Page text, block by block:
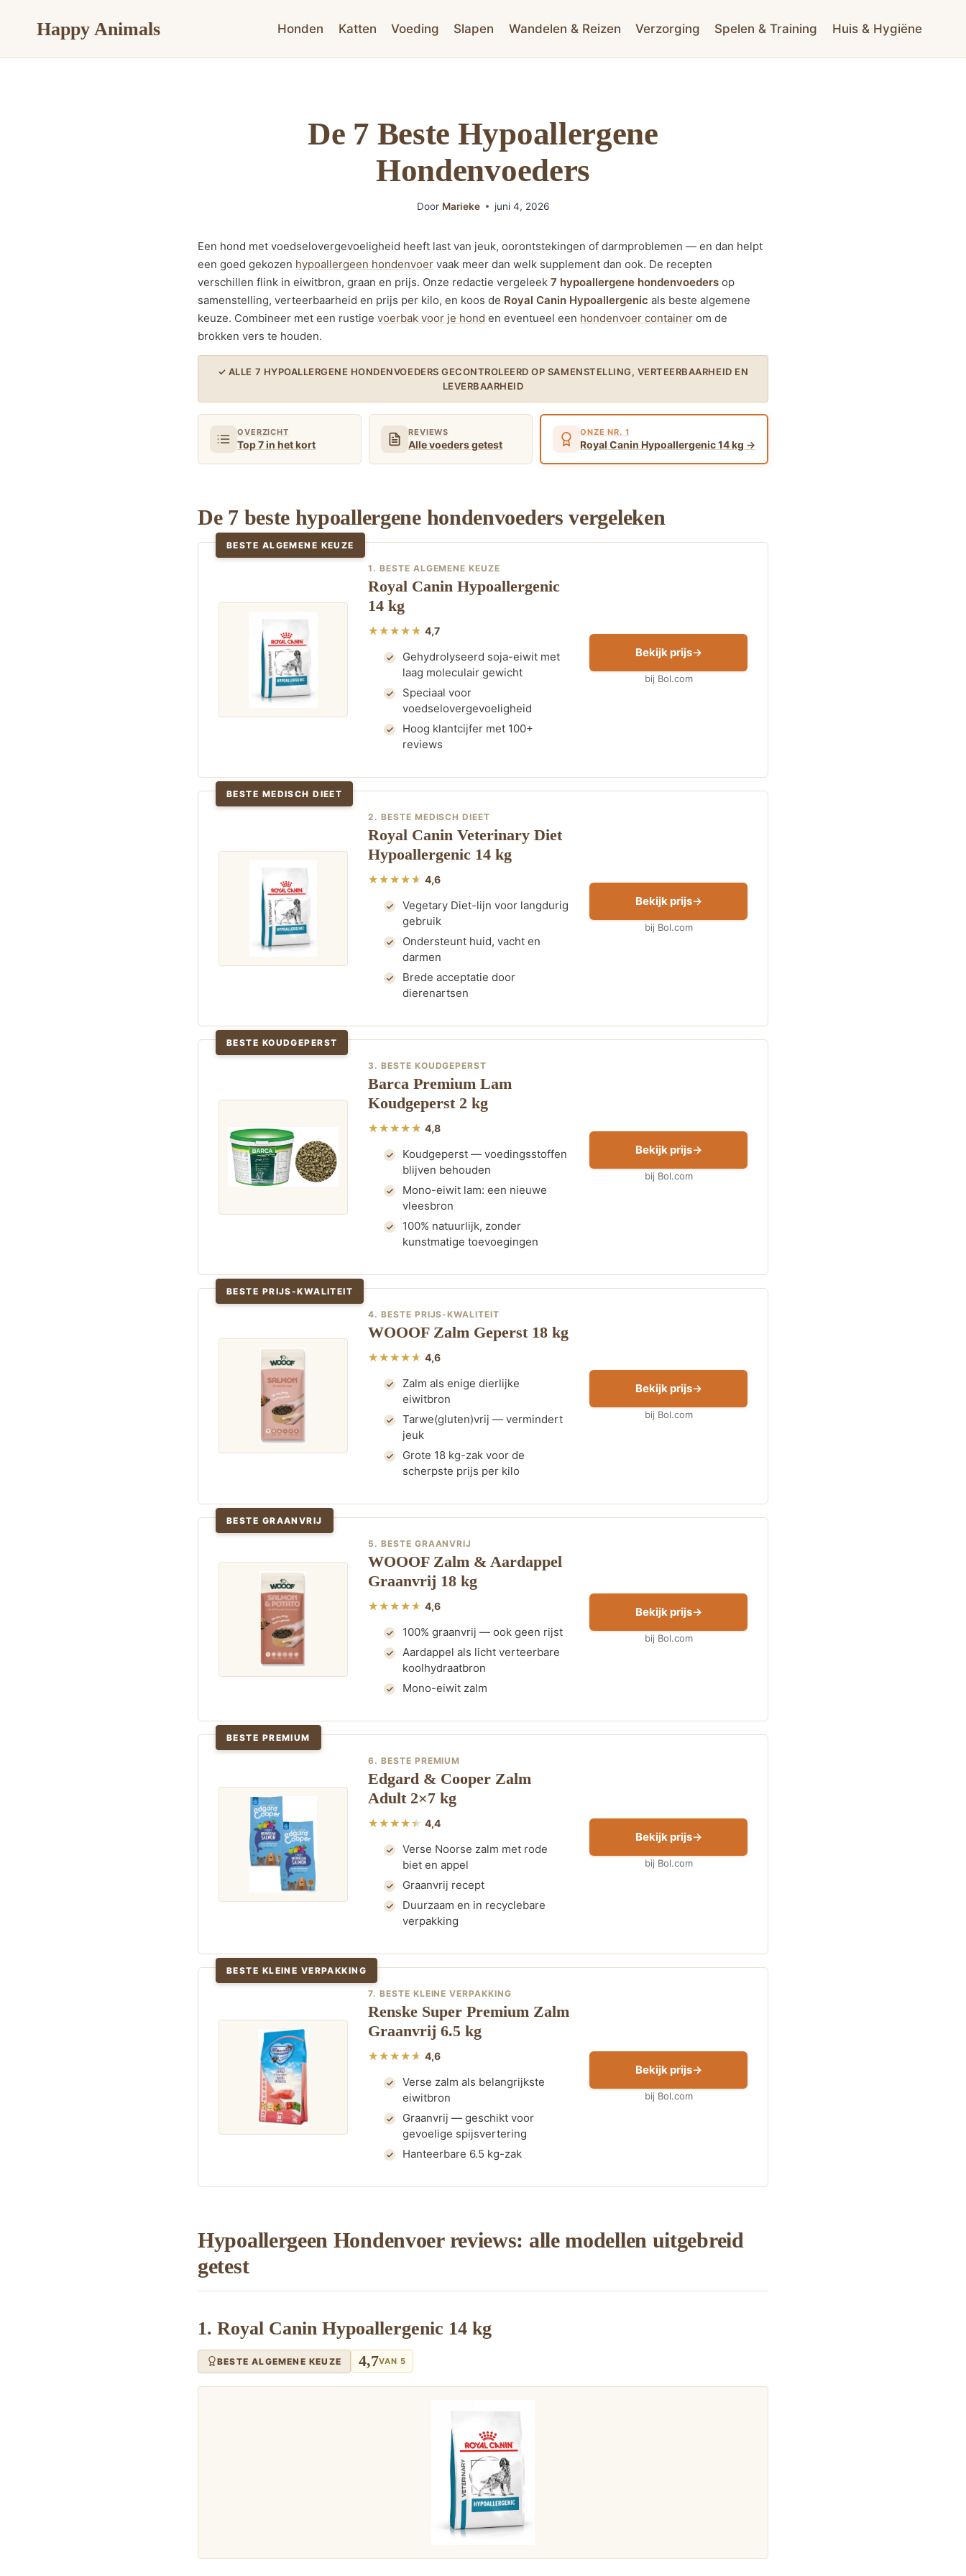
Happy Animals Honden Katten Voeding Slapen Wandelen & Reizen Verzorging Spelen & Training Huis & Hygiëne
De 7 Beste Hypoallergene
Hondenvoeders
Door Marieke juni 4, 2026
Een hond met voedselovergevoeligheid heeft last van jeuk, oorontstekingen of darmproblemen — en dan helpt
een goed gekozen hypoallergeen hondenvoer vaak meer dan welk supplement dan ook. De recepten
verschillen flink in eiwitbron, graan en prijs. Onze redactie vergeleek 7 hypoallergene hondenvoeders op
samenstelling, verteerbaarheid en prijs per kilo, en koos de Royal Canin Hypoallergenic als beste algemene
keuze. Combineer met een rustige voerbak voor je hond en eventueel een hondenvoer container om de
brokken vers te houden.
✓ ALLE 7 HYPOALLERGENE HONDENVOEDERS GECONTROLEERD OP SAMENSTELLING, VERTEERBAARHEID EN
LEVERBAARHEID
OVERZICHT
Top 7 in het kort
REVIEWS
Alle voeders getest
ONZE NR. 1
Royal Canin Hypoallergenic 14 kg
De 7 beste hypoallergene hondenvoeders vergeleken
BESTE ALGEMENE KEUZE
1. BESTE ALGEMENE KEUZE
Royal Canin Hypoallergenic
14 kg
4,7
Gehydrolyseerd soja-eiwit met
laag moleculair gewicht
Speciaal voor
voedselovergevoeligheid
Hoog klantcijfer met 100+
reviews
Bekijk prijs
bij Bol.com
BESTE MEDISCH DIEET
2. BESTE MEDISCH DIEET
Royal Canin Veterinary Diet
Hypoallergenic 14 kg
4,6
Vegetary Diet-lijn voor langdurig
gebruik
Ondersteunt huid, vacht en
darmen
Brede acceptatie door
dierenartsen
Bekijk prijs
bij Bol.com
BESTE KOUDGEPERST
3. BESTE KOUDGEPERST
Barca Premium Lam
Koudgeperst 2 kg
4,8
Koudgeperst — voedingsstoffen
blijven behouden
Mono-eiwit lam: een nieuwe
vleesbron
100% natuurlijk, zonder
kunstmatige toevoegingen
Bekijk prijs
bij Bol.com
BESTE PRIJS-KWALITEIT
4. BESTE PRIJS-KWALITEIT
WOOOF Zalm Geperst 18 kg
4,6
Zalm als enige dierlijke
eiwitbron
Tarwe(gluten)vrij — vermindert
jeuk
Grote 18 kg-zak voor de
scherpste prijs per kilo
Bekijk prijs
bij Bol.com
BESTE GRAANVRIJ
5. BESTE GRAANVRIJ
WOOOF Zalm & Aardappel
Graanvrij 18 kg
4,6
100% graanvrij — ook geen rijst
Aardappel als licht verteerbare
koolhydraatbron
Mono-eiwit zalm
Bekijk prijs
bij Bol.com
BESTE PREMIUM
6. BESTE PREMIUM
Edgard & Cooper Zalm
Adult 2×7 kg
4,4
Verse Noorse zalm met rode
biet en appel
Graanvrij recept
Duurzaam en in recyclebare
verpakking
Bekijk prijs
bij Bol.com
BESTE KLEINE VERPAKKING
7. BESTE KLEINE VERPAKKING
Renske Super Premium Zalm
Graanvrij 6.5 kg
4,6
Verse zalm als belangrijkste
eiwitbron
Graanvrij — geschikt voor
gevoelige spijsvertering
Hanteerbare 6.5 kg-zak
Bekijk prijs
bij Bol.com
Hypoallergeen Hondenvoer reviews: alle modellen uitgebreid
getest
1. Royal Canin Hypoallergenic 14 kg
BESTE ALGEMENE KEUZE 4,7VAN 5